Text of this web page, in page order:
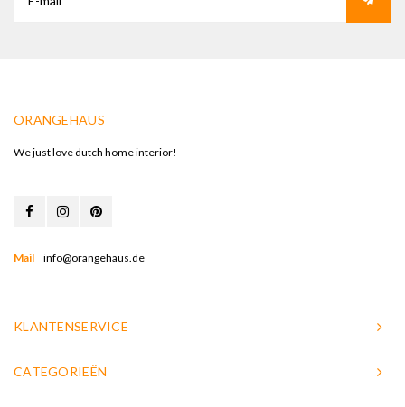
ORANGEHAUS
We just love dutch home interior!
Mail info@orangehaus.de
KLANTENSERVICE
CATEGORIEËN